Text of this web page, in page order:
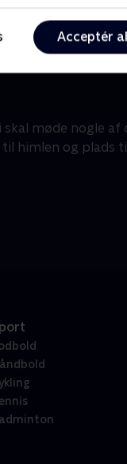
Acceptér
• Livsstil • 46 min
møde nogle af
himlen og plads